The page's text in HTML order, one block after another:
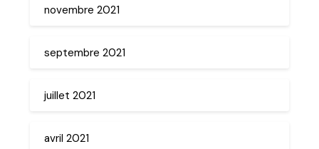
novembre 2021
septembre 2021
juillet 2021
avril 2021